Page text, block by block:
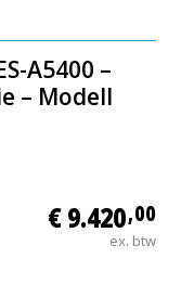
A5400 –
– Modell
€ 9.420,00
ex. btw